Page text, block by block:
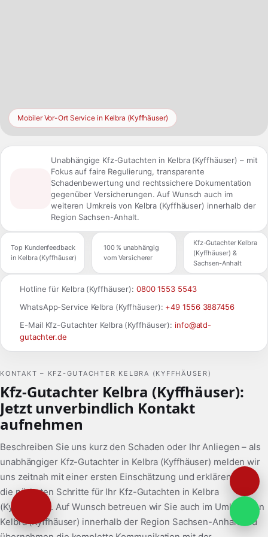
KONTAKT – KFZ-GUTACHTER KELBRA (KYFFHÄUSER)
Kfz-Gutachter Kelbra (Kyffhäuser):
Jetzt unverbindlich Kontakt
aufnehmen
Beschreiben Sie uns kurz den Schaden oder Ihr Anliegen – als
unabhängiger Kfz-Gutachter in Kelbra (Kyffhäuser) melden wir
uns zeitnah mit einer ersten Einschätzung und erklären Ihnen
die nächsten Schritte für Ihr Kfz-Gutachten in Kelbra
(Kyffhäuser). Auf Wunsch betreuen wir Sie auch im Umland von
Kelbra (Kyffhäuser) innerhalb der Region Sachsen-Anhalt und
Mobiler Vor-Ort Service in Kelbra (Kyffhäuser)
Unabhängige Kfz-Gutachten in Kelbra (Kyffhäuser) – mit
Fokus auf faire Regulierung, transparente
Schadenbewertung und rechtssichere Dokumentation
gegenüber Versicherungen. Auf Wunsch auch im
weiteren Umkreis von Kelbra (Kyffhäuser) innerhalb der
Region Sachsen-Anhalt.
Top Kundenfeedback
in Kelbra (Kyffhäuser)
100 % unabhängig
vom Versicherer
Kfz-Gutachter Kelbra
(Kyffhäuser) &
Sachsen-Anhalt
Hotline für Kelbra (Kyffhäuser): 0800 1553 5543
WhatsApp-Service Kelbra (Kyffhäuser): +49 1556 3887456
E-Mail Kfz-Gutachter Kelbra (Kyffhäuser): info@atd-
gutachter.de